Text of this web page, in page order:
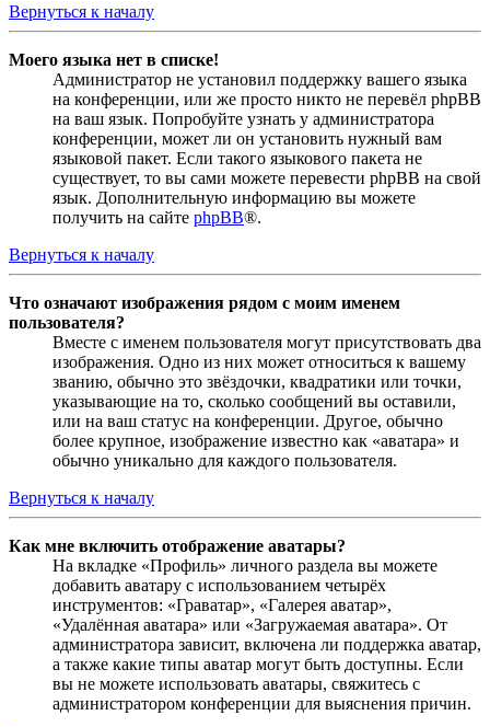
Вернуться к началу
Моего языка нет в списке!
Администратор не установил поддержку вашего языка
на конференции, или же просто никто не перевёл phpBB
на ваш язык. Попробуйте узнать у администратора
конференции, может ли он установить нужный вам
языковой пакет. Если такого языкового пакета не
существует, то вы сами можете перевести phpBB на свой
язык. Дополнительную информацию вы можете
получить на сайте phpBB®.
Вернуться к началу
Что означают изображения рядом с моим именем
пользователя?
Вместе с именем пользователя могут присутствовать два
изображения. Одно из них может относиться к вашему
званию, обычно это звёздочки, квадратики или точки,
указывающие на то, сколько сообщений вы оставили,
или на ваш статус на конференции. Другое, обычно
более крупное, изображение известно как «аватара» и
обычно уникально для каждого пользователя.
Вернуться к началу
Как мне включить отображение аватары?
На вкладке «Профиль» личного раздела вы можете
добавить аватару с использованием четырёх
инструментов: «Граватар», «Галерея аватар»,
«Удалённая аватара» или «Загружаемая аватара». От
администратора зависит, включена ли поддержка аватар,
а также какие типы аватар могут быть доступны. Если
вы не можете использовать аватары, свяжитесь с
администратором конференции для выяснения причин.